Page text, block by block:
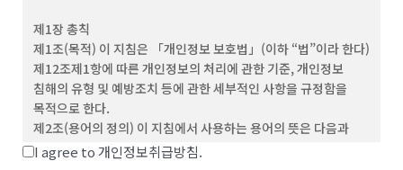
단체를 말합니다.
(4) “비회원”이라 함은 회원에 가입하지 않고 회사가
웹사이트에서 제공하는 서비스를 이용하는 자를 말합니다.
(5) “아이디(ID)”라 함은 회원의 식별과 서비스 이용을 위하여
회원이 정하고 회사가 승인하는 문자와 숫자의 조합을
의미합니다.
(6) ‘비밀번호’라 함은 회원이 부여 받은 ID와 일치된 회원임을
제1장 총칙
제1조(목적) 이 지침은 「개인정보 보호법」(이하 “법”이라 한다)
제12조제1항에 따른 개인정보의 처리에 관한 기준, 개인정보
침해의 유형 및 예방조치 등에 관한 세부적인 사항을 규정함을
목적으로 한다.
제2조(용어의 정의) 이 지침에서 사용하는 용어의 뜻은 다음과
같다.
I agree to 개인정보취급방침.